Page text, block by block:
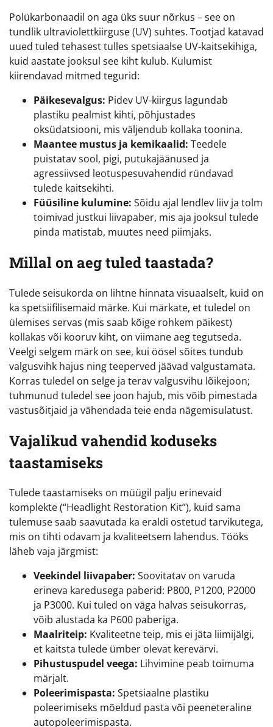
Polükarbonaadil on aga üks suur nõrkus – see on
tundlik ultraviolettkiirguse (UV) suhtes. Tootjad katavad
uued tuled tehasest tulles spetsiaalse UV-kaitsekihiga,
kuid aastate jooksul see kiht kulub. Kulumist
kiirendavad mitmed tegurid:
Päikesevalgus: Pidev UV-kiirgus lagundab
plastiku pealmist kihti, põhjustades
oksüdatsiooni, mis väljendub kollaka toonina.
Maantee mustus ja kemikaalid: Teedele
puistatav sool, pigi, putukajäänused ja
agressiivsed leotuspesuvahendid ründavad
tulede kaitsekihti.
Füüsiline kulumine: Sõidu ajal lendlev liiv ja tolm
toimivad justkui liivapaber, mis aja jooksul tulede
pinda matistab, muutes need piimjaks.
Millal on aeg tuled taastada?
Tulede seisukorda on lihtne hinnata visuaalselt, kuid on
ka spetsiifilisemaid märke. Kui märkate, et tuledel on
ülemises servas (mis saab kõige rohkem päikest)
kollakas või kooruv kiht, on viimane aeg tegutseda.
Veelgi selgem märk on see, kui öösel sõites tundub
valgusvihk hajus ning teeperved jäävad valgustamata.
Korras tuledel on selge ja terav valgusvihu lõikejoon;
tuhmunud tuledel see joon hajub, mis võib pimestada
vastusõitjaid ja vähendada teie enda nägemisulatust.
Vajalikud vahendid koduseks
taastamiseks
Tulede taastamiseks on müügil palju erinevaid
komplekte (“Headlight Restoration Kit”), kuid sama
tulemuse saab saavutada ka eraldi ostetud tarvikutega,
mis on tihti odavam ja kvaliteetsem lahendus. Tööks
läheb vaja järgmist:
Veekindel liivapaber: Soovitatav on varuda
erineva karedusega paberid: P800, P1200, P2000
ja P3000. Kui tuled on väga halvas seisukorras,
võib alustada ka P600 paberiga.
Maalriteip: Kvaliteetne teip, mis ei jäta liimijälgi,
et kaitsta tulede ümber olevat kerevärvi.
Pihustuspudel veega: Lihvimine peab toimuma
märjalt.
Poleerimispasta: Spetsiaalne plastiku
poleerimiseks mõeldud pasta või peeneteraline
autopoleerimispasta.